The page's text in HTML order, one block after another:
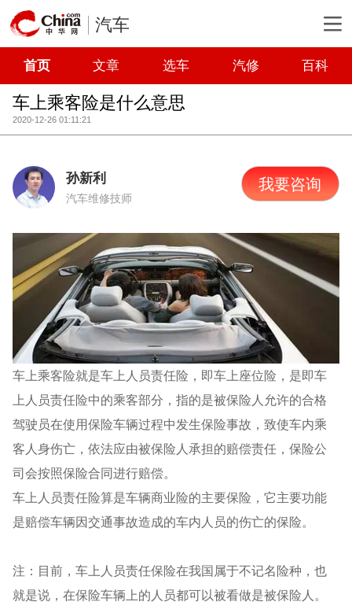
汽车
首页 文章 选车 汽修 百科
车上乘客险是什么意思
2020-12-26 01:11:21
孙新利
汽车维修技师
我要咨询
车上乘客险就是车上人员责任险，即车上座位险，是即车
上人员责任险中的乘客部分，指的是被保险人允许的合格
驾驶员在使用保险车辆过程中发生保险事故，致使车内乘
客人身伤亡，依法应由被保险人承担的赔偿责任，保险公
司会按照保险合同进行赔偿。
车上人员责任险算是车辆商业险的主要保险，它主要功能
是赔偿车辆因交通事故造成的车内人员的伤亡的保险。
注：目前，车上人员责任保险在我国属于不记名险种，也
就是说，在保险车辆上的人员都可以被看做是被保险人。